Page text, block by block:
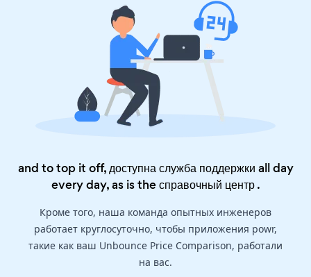
and to top it off, доступна служба поддержки all day
every day, as is theсправочный центр.
Кроме того, наша команда опытных инженеров
работает круглосуточно, чтобы приложения powr,
такие как ваш Unbounce Price Comparison, работали
на вас.